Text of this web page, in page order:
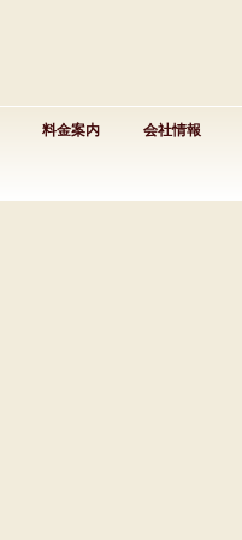
料金案内 会社情報